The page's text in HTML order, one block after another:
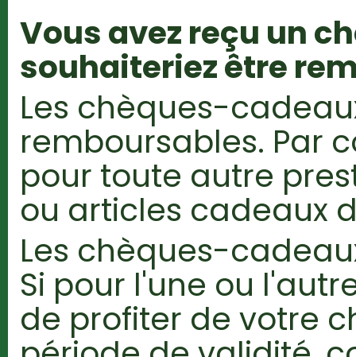
Vous avez reçu un
souhaiteriez être
Les chèques-
remboursables. Par
pour toute autre
ou articles cadeaux
Les chèques-
Si pour l'une ou
de profiter de votre